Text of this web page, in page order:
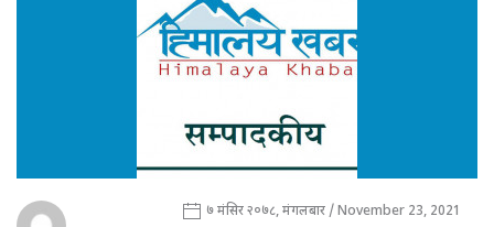
७ मंसिर २०७८, मंगलबार / November 23, 2021